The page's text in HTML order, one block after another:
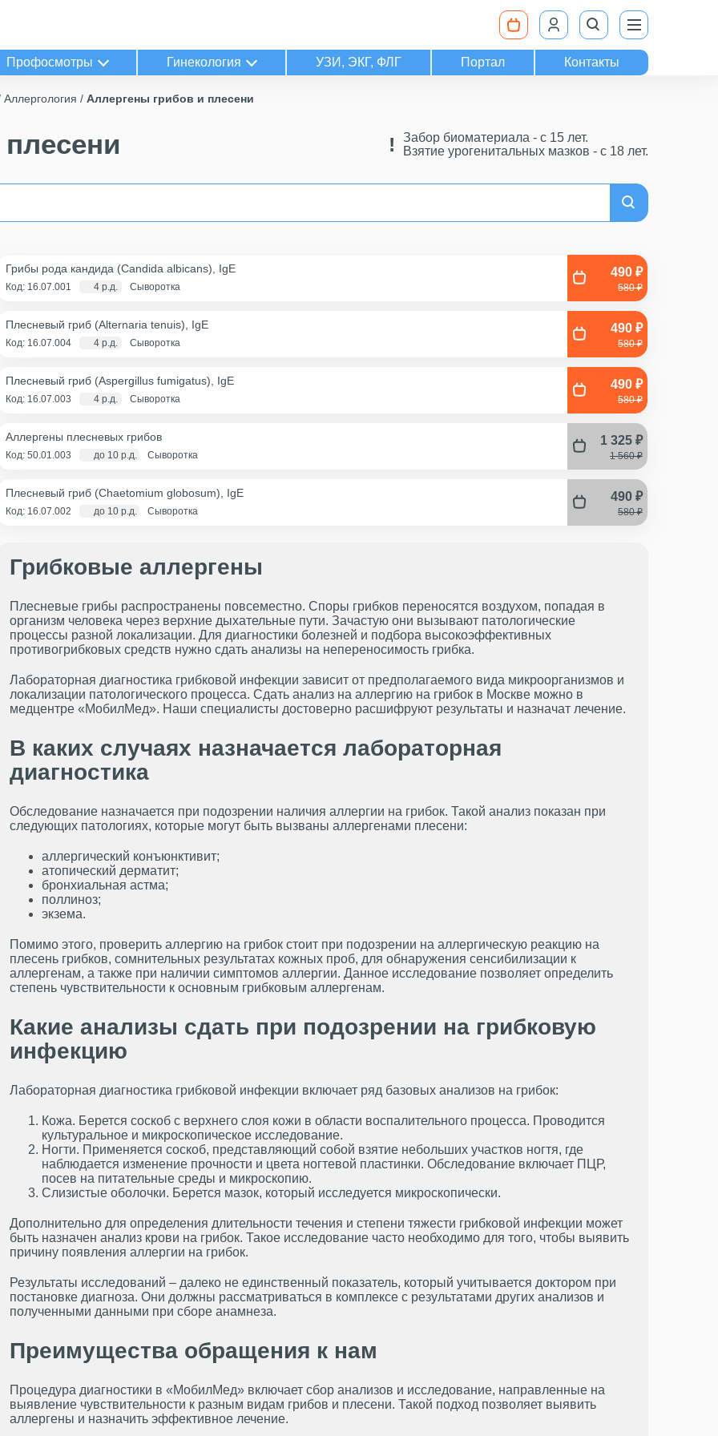
Профосмотры Гинекология УЗИ, ЭКГ, ФЛГ Портал Контакты
Аллергология Аллергены грибов и плесени
Забор биоматериала - c 15 лет.
Взятие урогенитальных мазков - с 18 лет.
Грибы рода кандида (Candida albicans), IgE
Код: 16.07.001 4 р.д. Сыворотка
490 ₽
580 ₽
Плесневый гриб (Alternaria tenuis), IgE
Код: 16.07.004 4 р.д. Сыворотка
490 ₽
580 ₽
Плесневый гриб (Aspergillus fumigatus), IgE
Код: 16.07.003 4 р.д. Сыворотка
490 ₽
580 ₽
Аллергены плесневых грибов
Код: 50.01.003 до 10 р.д. Сыворотка
1 325 ₽
1 560 ₽
Плесневый гриб (Chaetomium globosum), IgE
Код: 16.07.002 до 10 р.д. Сыворотка
490 ₽
580 ₽
Грибковые аллергены
Плесневые грибы распространены повсеместно. Споры грибков переносятся воздухом, попадая в
организм человека через верхние дыхательные пути. Зачастую они вызывают патологические
процессы разной локализации. Для диагностики болезней и подбора высокоэффективных
противогрибковых средств нужно сдать анализы на непереносимость грибка.
Лабораторная диагностика грибковой инфекции зависит от предполагаемого вида микроорганизмов и
локализации патологического процесса. Сдать анализ на аллергию на грибок в Москве можно в
медцентре «МобилМед». Наши специалисты достоверно расшифруют результаты и назначат лечение.
В каких случаях назначается лабораторная
диагностика
Обследование назначается при подозрении наличия аллергии на грибок. Такой анализ показан при
следующих патологиях, которые могут быть вызваны аллергенами плесени:
аллергический конъюнктивит;
атопический дерматит;
бронхиальная астма;
поллиноз;
экзема.
Помимо этого, проверить аллергию на грибок стоит при подозрении на аллергическую реакцию на
плесень грибков, сомнительных результатах кожных проб, для обнаружения сенсибилизации к
аллергенам, а также при наличии симптомов аллергии. Данное исследование позволяет определить
степень чувствительности к основным грибковым аллергенам.
Какие анализы сдать при подозрении на грибковую
инфекцию
Лабораторная диагностика грибковой инфекции включает ряд базовых анализов на грибок:
Кожа. Берется соскоб с верхнего слоя кожи в области воспалительного процесса. Проводится
культуральное и микроскопическое исследование.
Ногти. Применяется соскоб, представляющий собой взятие небольших участков ногтя, где
наблюдается изменение прочности и цвета ногтевой пластинки. Обследование включает ПЦР,
посев на питательные среды и микроскопию.
Слизистые оболочки. Берется мазок, который исследуется микроскопически.
Дополнительно для определения длительности течения и степени тяжести грибковой инфекции может
быть назначен анализ крови на грибок. Такое исследование часто необходимо для того, чтобы выявить
причину появления аллергии на грибок.
Результаты исследований – далеко не единственный показатель, который учитывается доктором при
постановке диагноза. Они должны рассматриваться в комплексе с результатами других анализов и
полученными данными при сборе анамнеза.
Преимущества обращения к нам
Процедура диагностики в «МобилМед» включает сбор анализов и исследование, направленные на
выявление чувствительности к разным видам грибов и плесени. Такой подход позволяет выявить
аллергены и назначить эффективное лечение.